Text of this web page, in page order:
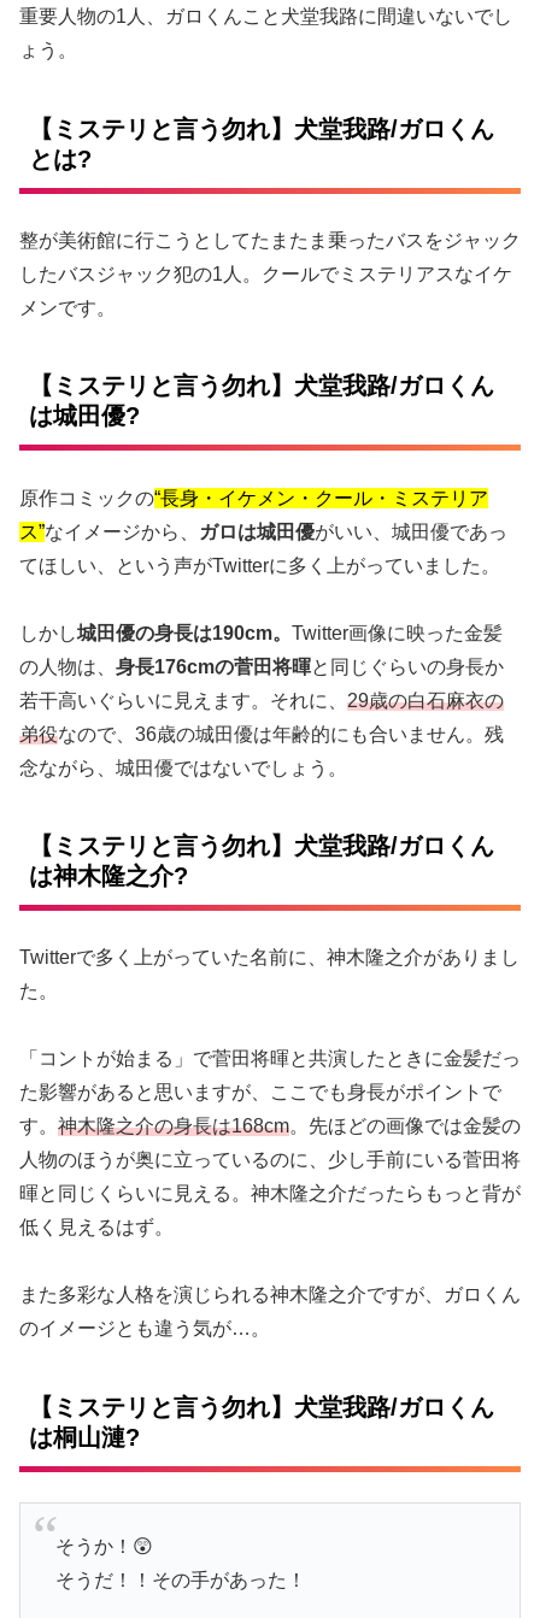
重要人物の1人、ガロくんこと犬堂我路に間違いないでし
ょう。
【ミステリと言う勿れ】犬堂我路/ガロくん
とは?
整が美術館に行こうとしてたまたま乗ったバスをジャック
したバスジャック犯の1人。クールでミステリアスなイケ
メンです。
【ミステリと言う勿れ】犬堂我路/ガロくん
は城田優?
原作コミックの“長身・イケメン・クール・ミステリア
ス”なイメージから、 ガロは城田優がいい、城田優であっ
てほしい、という声がTwitterに多く上がっていました。
しかし城田優の身長は190cm。 Twitter画像に映った金髪
の人物は、 身長176cmの菅田将暉と同じぐらいの身長か
若干高いぐらいに見えます。それに、 29歳の白石麻衣の
弟役なので、36歳の城田優は年齢的にも合いません。残
念ながら、城田優ではないでしょう。
【ミステリと言う勿れ】犬堂我路/ガロくん
は神木隆之介?
Twitterで多く上がっていた名前に、神木隆之介がありまし
た。
「コントが始まる」で菅田将暉と共演したときに金髪だっ
た影響があると思いますが、ここでも身長がポイントで
す。 神木隆之介の身長は168cm。先ほどの画像では金髪の
人物のほうが奥に立っているのに、少し手前にいる菅田将
暉と同じくらいに見える。神木隆之介だったらもっと背が
低く見えるはず。
また多彩な人格を演じられる神木隆之介ですが、ガロくん
のイメージとも違う気が…。
【ミステリと言う勿れ】犬堂我路/ガロくん
は桐山漣?
そうか！😲
そうだ！！その手があった！